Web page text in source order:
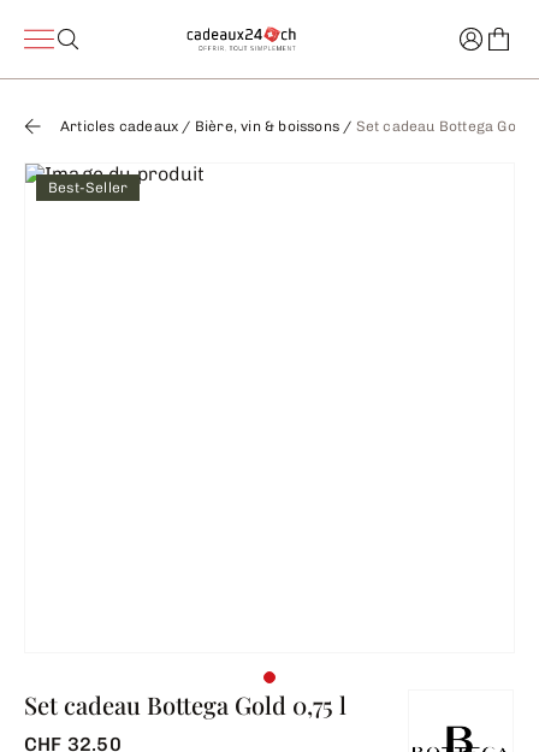
Articles cadeaux / Bière, vin & boissons / Set cadeau Bottega Gold
Best-Seller
Set cadeau Bottega Gold 0,75 l
CHF 32.50